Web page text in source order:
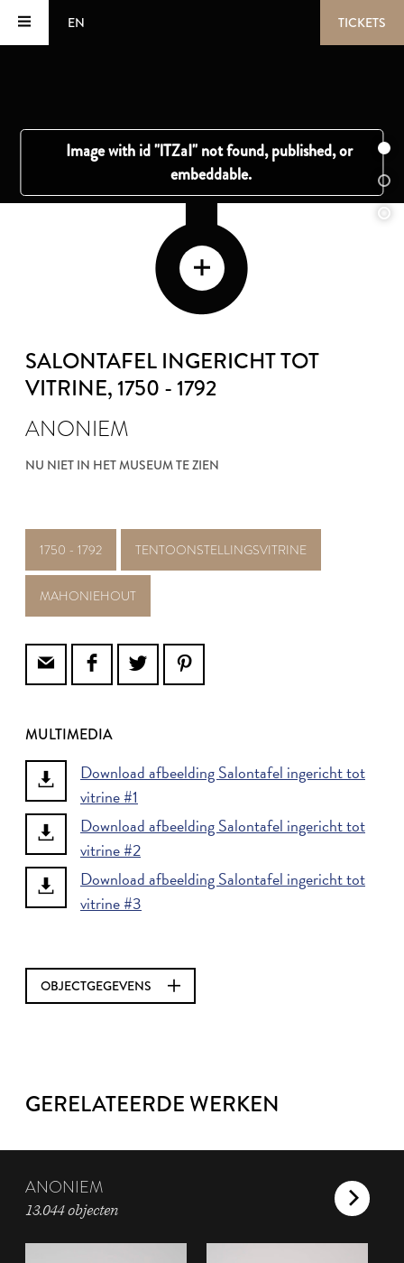
EN TICKETS
SALONTAFEL INGERICHT TOT
VITRINE, 1750 - 1792
ANONIEM
NU NIET IN HET MUSEUM TE ZIEN
1750 - 1792 TENTOONSTELLINGSVITRINE
MAHONIEHOUT
MULTIMEDIA
Download afbeelding Salontafel ingericht tot
vitrine #1
Download afbeelding Salontafel ingericht tot
vitrine #2
Download afbeelding Salontafel ingericht tot
vitrine #3
OBJECTGEGEVENS
GERELATEERDE WERKEN
ANONIEM
13.044 objecten